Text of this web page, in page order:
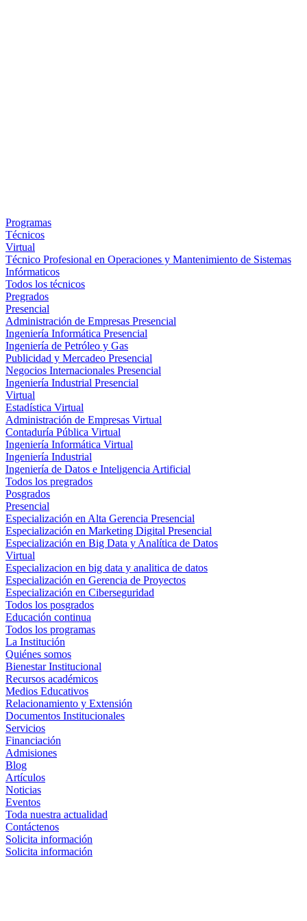
Programas
Técnicos
Virtual
Técnico Profesional en Operaciones y Mantenimiento de Sistemas
Infórmaticos
Todos los técnicos
Pregrados
Presencial
Administración de Empresas Presencial
Ingeniería Informática Presencial
Ingeniería de Petróleo y Gas
Publicidad y Mercadeo Presencial
Negocios Internacionales Presencial
Ingeniería Industrial Presencial
Virtual
Estadística Virtual
Administración de Empresas Virtual
Contaduría Pública Virtual
Ingeniería Informática Virtual
Ingeniería Industrial
Ingeniería de Datos e Inteligencia Artificial
Todos los pregrados
Posgrados
Presencial
Especialización en Alta Gerencia Presencial
Especialización en Marketing Digital Presencial
Especialización en Big Data y Analítica de Datos
Virtual
Especializacion en big data y analitica de datos
Especialización en Gerencia de Proyectos
Especialización en Ciberseguridad
Todos los posgrados
Educación continua
Todos los programas
La Institución
Quiénes somos
Bienestar Institucional
Recursos académicos
Medios Educativos
Relacionamiento y Extensión
Documentos Institucionales
Servicios
Financiación
Admisiones
Blog
Artículos
Noticias
Eventos
Toda nuestra actualidad
Contáctenos
Solicita información
Solicita información